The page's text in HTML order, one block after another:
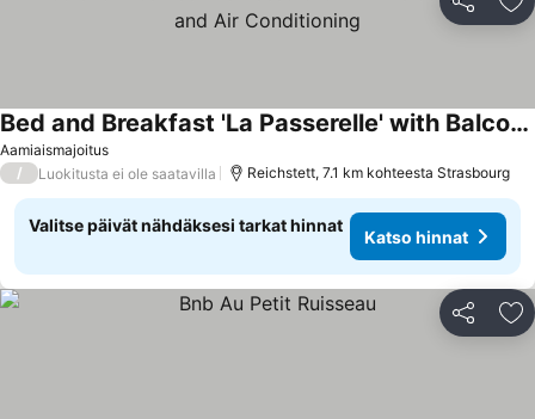
Jaa
Aamiaismajoitus
Bed and Breakfast 'La Passerelle' with Balcony, Wi-Fi and Air Conditioning
/ Luokitusta ei ole saatavilla Reichstett, 7.1 km kohteesta Strasbourg
Valitse päivät nähdäksesi tarkat hinnat
Katso hinnat
Jaa